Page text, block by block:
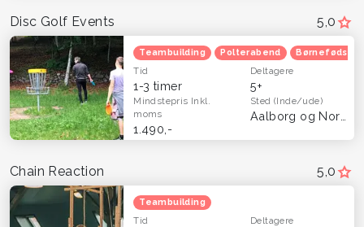
5,0
Disc Golf Events
Teambuilding Polterabend
Tid
1-3 timer
Deltagere
5+
Mindstepris Inkl.
moms
1.490,-
Sted(Inde/ude)
5,0
Chain Reaction
Teambuilding
Tid Deltagere